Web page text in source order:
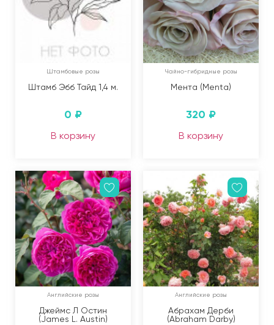
Штамбовые розы
Штамб Эбб Тайд 1,4 м.
0 ₽
В корзину
Чайно-гибридные розы
Мента (Menta)
320 ₽
В корзину
Английские розы
Джеймс Л Остин
(James L. Austin)
Английские розы
Абрахам Дерби
(Abraham Darby)